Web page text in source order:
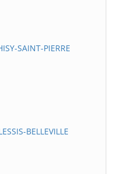
SAINT-PIERRE
BELLEVILLE